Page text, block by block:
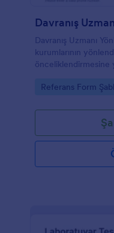
Davranış
Davranış Uzmanı
kurumlarının
önceliklendirmesine
Go to Category:
Referans Form